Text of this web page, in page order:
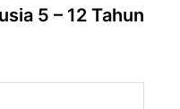
5 – 12 Tahun